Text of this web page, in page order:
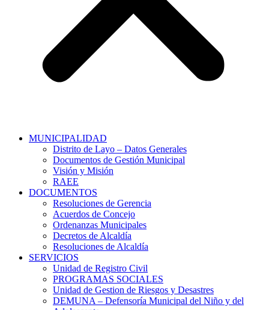
MUNICIPALIDAD
Distrito de Layo – Datos Generales
Documentos de Gestión Municipal
Visión y Misión
RAEE
DOCUMENTOS
Resoluciones de Gerencia
Acuerdos de Concejo
Ordenanzas Municipales
Decretos de Alcaldía
Resoluciones de Alcaldía
SERVICIOS
Unidad de Registro Civil
PROGRAMAS SOCIALES
Unidad de Gestion de Riesgos y Desastres
DEMUNA – Defensoría Municipal del Niño y del